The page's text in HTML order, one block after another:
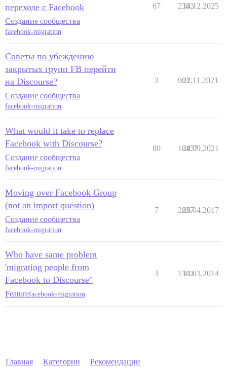
переходе с Facebook
Создание сообщества
facebook-migration
67 2383
14.12.2025
Советы по убеждению
закрытых групп FB перейти
на Discourse?
Создание сообщества
facebook-migration
3 901
22.11.2021
What would it take to replace
Facebook with Discourse?
Создание сообщества
facebook-migration
80 10457
28.09.2021
Moving over Facebook Group
(not an import question)
Создание сообщества
facebook-migration
7 2837
26.04.2017
Who have same problem
'migrating people from
Facebook to Discourse"
Featurefacebook-migration
3 1301
14.03.2014
Главная Категории Рекомендации